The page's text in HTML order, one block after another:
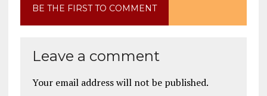
BE THE FIRST TO COMMENT
Leave a comment
Your email address will not be published.